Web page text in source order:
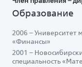
Образование
2006 – Университет
«Финансы»
2001 –
специальность